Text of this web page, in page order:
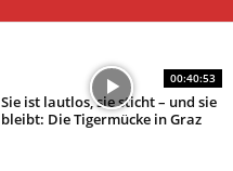
00:40:53
Sie ist lautlos, sie sticht – und sie
bleibt: Die Tigermücke in Graz